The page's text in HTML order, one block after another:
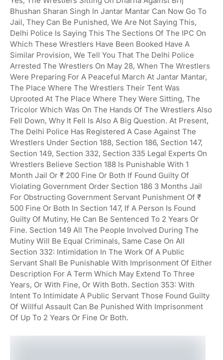
Bhushan Sharan Singh In Jantar Mantar Can Now Go To
Jail, They Can Be Punished, We Are Not Saying This,
Delhi Police Is Saying This The Sections Of The IPC On
Which These Wrestlers Have Been Booked Have A
Similar Provision, We Tell You That The Delhi Police
Arrested The Wrestlers On May 28, When The Wrestlers
Were Preparing For A Peaceful March At Jantar Mantar,
The Place Where The Wrestlers Their Tent Was
Uprooted At The Place Where They Were Sitting, The
Tricolor Which Was On The Hands Of The Wrestlers Also
Fell Down, Why It Fell Is Also A Big Question. At Present,
The Delhi Police Has Registered A Case Against The
Wrestlers Under Section 188, Section 186, Section 147,
Section 149, Section 332, Section 335 Legal Experts On
Wrestlers Believe Section 188 Is Punishable With 1
Month Jail Or ₹ 200 Fine Or Both If Found Guilty Of
Violating Government Order Section 186 3 Months Jail
For Obstructing Government Servant Punishment Of ₹
500 Fine Or Both In Section 147, If A Person Is Found
Guilty Of Mutiny, He Can Be Sentenced To 2 Years Or
Fine. Section 149 All The People Involved During The
Mutiny Will Be Equal Criminals, Same Case On All
Section 332: Intimidation In The Work Of A Public
Servant Shall Be Punishable With Imprisonment Of Either
Description For A Term Which May Extend To Three
Years, Or With Fine, Or With Both. Section 353: With
Intent To Intimidate A Public Servant Those Found Guilty
Of Willful Assault Can Be Punished With Imprisonment
Of Up To 2 Years Or Fine Or Both.